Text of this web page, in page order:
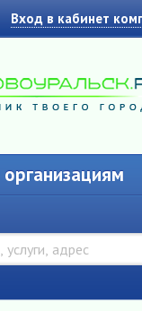
Вход в кабинет
организациям